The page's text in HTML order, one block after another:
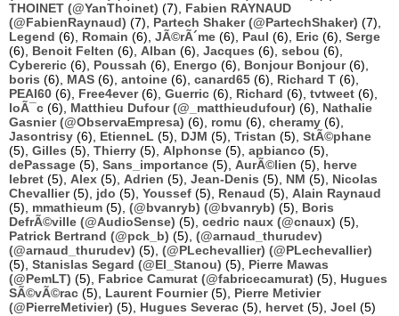
THOINET (@YanThoinet) (7), Fabien RAYNAUD
(@FabienRaynaud) (7), Partech Shaker (@PartechShaker) (7),
Legend (6), Romain (6), JÃ©rÃ´me (6), Paul (6), Eric (6), Serge
(6), Benoit Felten (6), Alban (6), Jacques (6), sebou (6),
Cybereric (6), Poussah (6), Energo (6), Bonjour Bonjour(6),
boris (6), MAS (6), antoine (6), canard65 (6), Richard T (6),
PEAI60 (6), Free4ever(6), Guerric (6), Richard (6), tvtweet (6),
loÃ¯c (6), Matthieu Dufour (@_matthieudufour) (6), Nathalie
Gasnier (@ObservaEmpresa) (6), romu (6), cheramy (6),
Jasontrisy (6), EtienneL (5), DJM (5), Tristan (5), StÃ©phane
(5), Gilles (5), Thierry (5), Alphonse (5), apbianco (5),
dePassage (5), Sans_importance (5), AurÃ©lien (5), herve
lebret (5), Alex (5), Adrien (5), Jean-Denis (5), NM (5), Nicolas
Chevallier(5), jdo (5), Youssef (5), Renaud (5), Alain Raynaud
(5), mmathieum (5), (@bvanryb) (@bvanryb) (5), Boris
DefrÃ©ville (@AudioSense) (5), cedric naux (@cnaux) (5),
Patrick Bertrand (@pck_b) (5), (@arnaud_thurudev)
(@arnaud_thurudev) (5), (@PLechevallier) (@PLechevallier)
(5), Stanislas Segard (@El_Stanou) (5), Pierre Mawas
(@PemLT) (5), Fabrice Camurat (@fabricecamurat) (5), Hugues
SÃ©vÃ©rac (5), Laurent Fournier(5), Pierre Metivier
(@PierreMetivier) (5), Hugues Severac (5), hervet (5), Joel (5)